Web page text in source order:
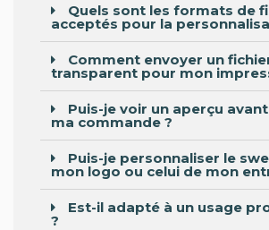
Quels sont les formats de
acceptés pour la
Comment envoyer un
transparent pour mon
Puis-je voir un aperçu
ma commande ?
Puis-je personnaliser le
mon logo ou celui de mon
Est-il adapté à un usage
?